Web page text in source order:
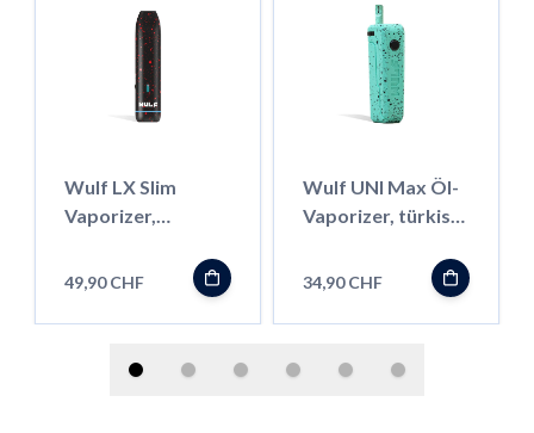
Wulf LX Slim
Vaporizer,
49,90 CHF
Wulf UNI Max Öl-
Vaporizer, türkise-
34,90 CHF